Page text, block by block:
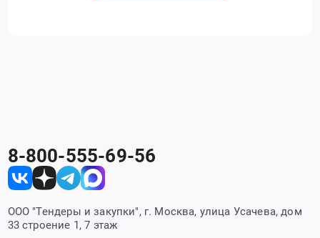
8-800-555-69-56
ООО "Тендеры и закупки", г. Москва, улица Усачева, дом
33 строение 1, 7 этаж